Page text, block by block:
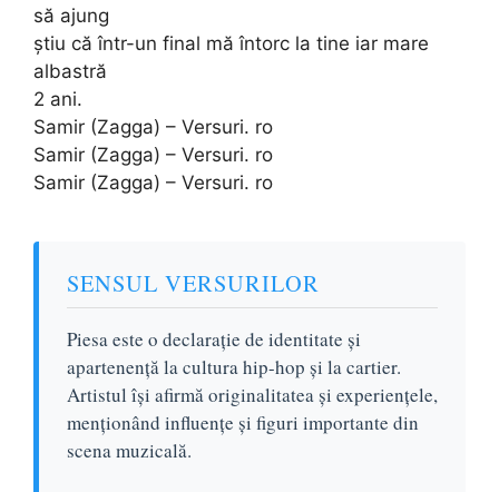
să ajung
știu că într-un final mă întorc la tine iar mare
albastră
2 ani.
Samir (Zagga) – Versuri. ro
Samir (Zagga) – Versuri. ro
Samir (Zagga) – Versuri. ro
SENSUL VERSURILOR
Piesa este o declarație de identitate și
apartenență la cultura hip-hop și la cartier.
Artistul își afirmă originalitatea și experiențele,
menționând influențe și figuri importante din
scena muzicală.